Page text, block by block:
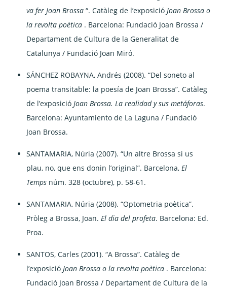
va fer Joan Brossa“. Catàleg de l’exposicióJoan Brossa o
la revolta poètica . Barcelona: Fundació Joan Brossa /
Departament de Cultura de la Generalitat de
Catalunya / Fundació Joan Miró.
SÁNCHEZ ROBAYNA, Andrés (2008). “Del soneto al
poema transitable: la poesía de Joan Brossa”. Catàleg
de l’exposicióJoan Brossa. La realidad y sus metáforas.
Barcelona: Ayuntamiento de La Laguna / Fundació
Joan Brossa.
SANTAMARIA, Núria (2007). “Un altre Brossa si us
plau, no, que ens donin l’original”. Barcelona,El
Temps núm. 328 (octubre), p. 58-61.
SANTAMARIA, Núria (2008). “Optometria poètica”.
Pròleg a Brossa, Joan.El dia del profeta. Barcelona: Ed.
Proa.
SANTOS, Carles (2001). “A Brossa”. Catàleg de
l’exposicióJoan Brossa o la revolta poètica . Barcelona:
Fundació Joan Brossa / Departament de Cultura de la